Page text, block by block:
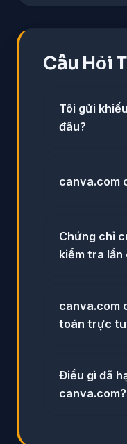
Câu Hỏi
Tôi gửi
đâu?
canva.com
Chứng chỉ
kiểm tra lần
canva.com
toán trực
Điều gì đã
canva.com?